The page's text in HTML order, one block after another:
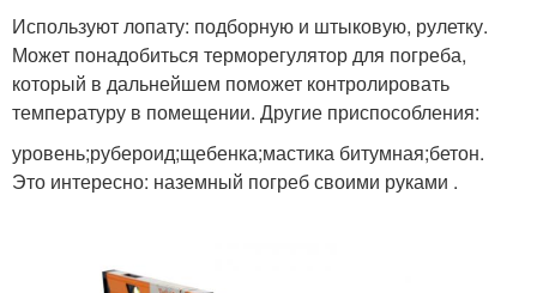
Используют лопату: подборную и штыковую, рулетку.
Может понадобиться терморегулятор для погреба,
который в дальнейшем поможет контролировать
температуру в помещении. Другие приспособления:
уровень;рубероид;щебенка;мастика битумная;бетон.
Это интересно: наземный погреб своими руками .